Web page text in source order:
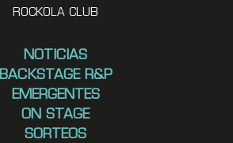
ROCKOLA CLUB
NOTICIAS
BACKSTAGE R&P
EMERGENTES
ON STAGE
SORTEOS